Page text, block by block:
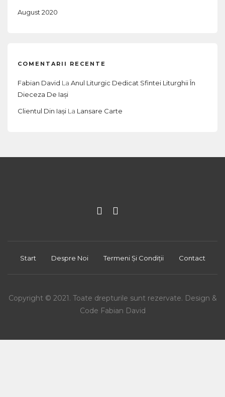
August 2020
COMENTARII RECENTE
Fabian David La Anul Liturgic Dedicat Sfintei Liturghii În
Dieceza De Iași
Clientul Din Iași La Lansare Carte
Start Despre Noi Termeni Și Condiții Contact
Copyright © 2021. Toate drepturile sunt rezervate. Design &
Code Fabian David